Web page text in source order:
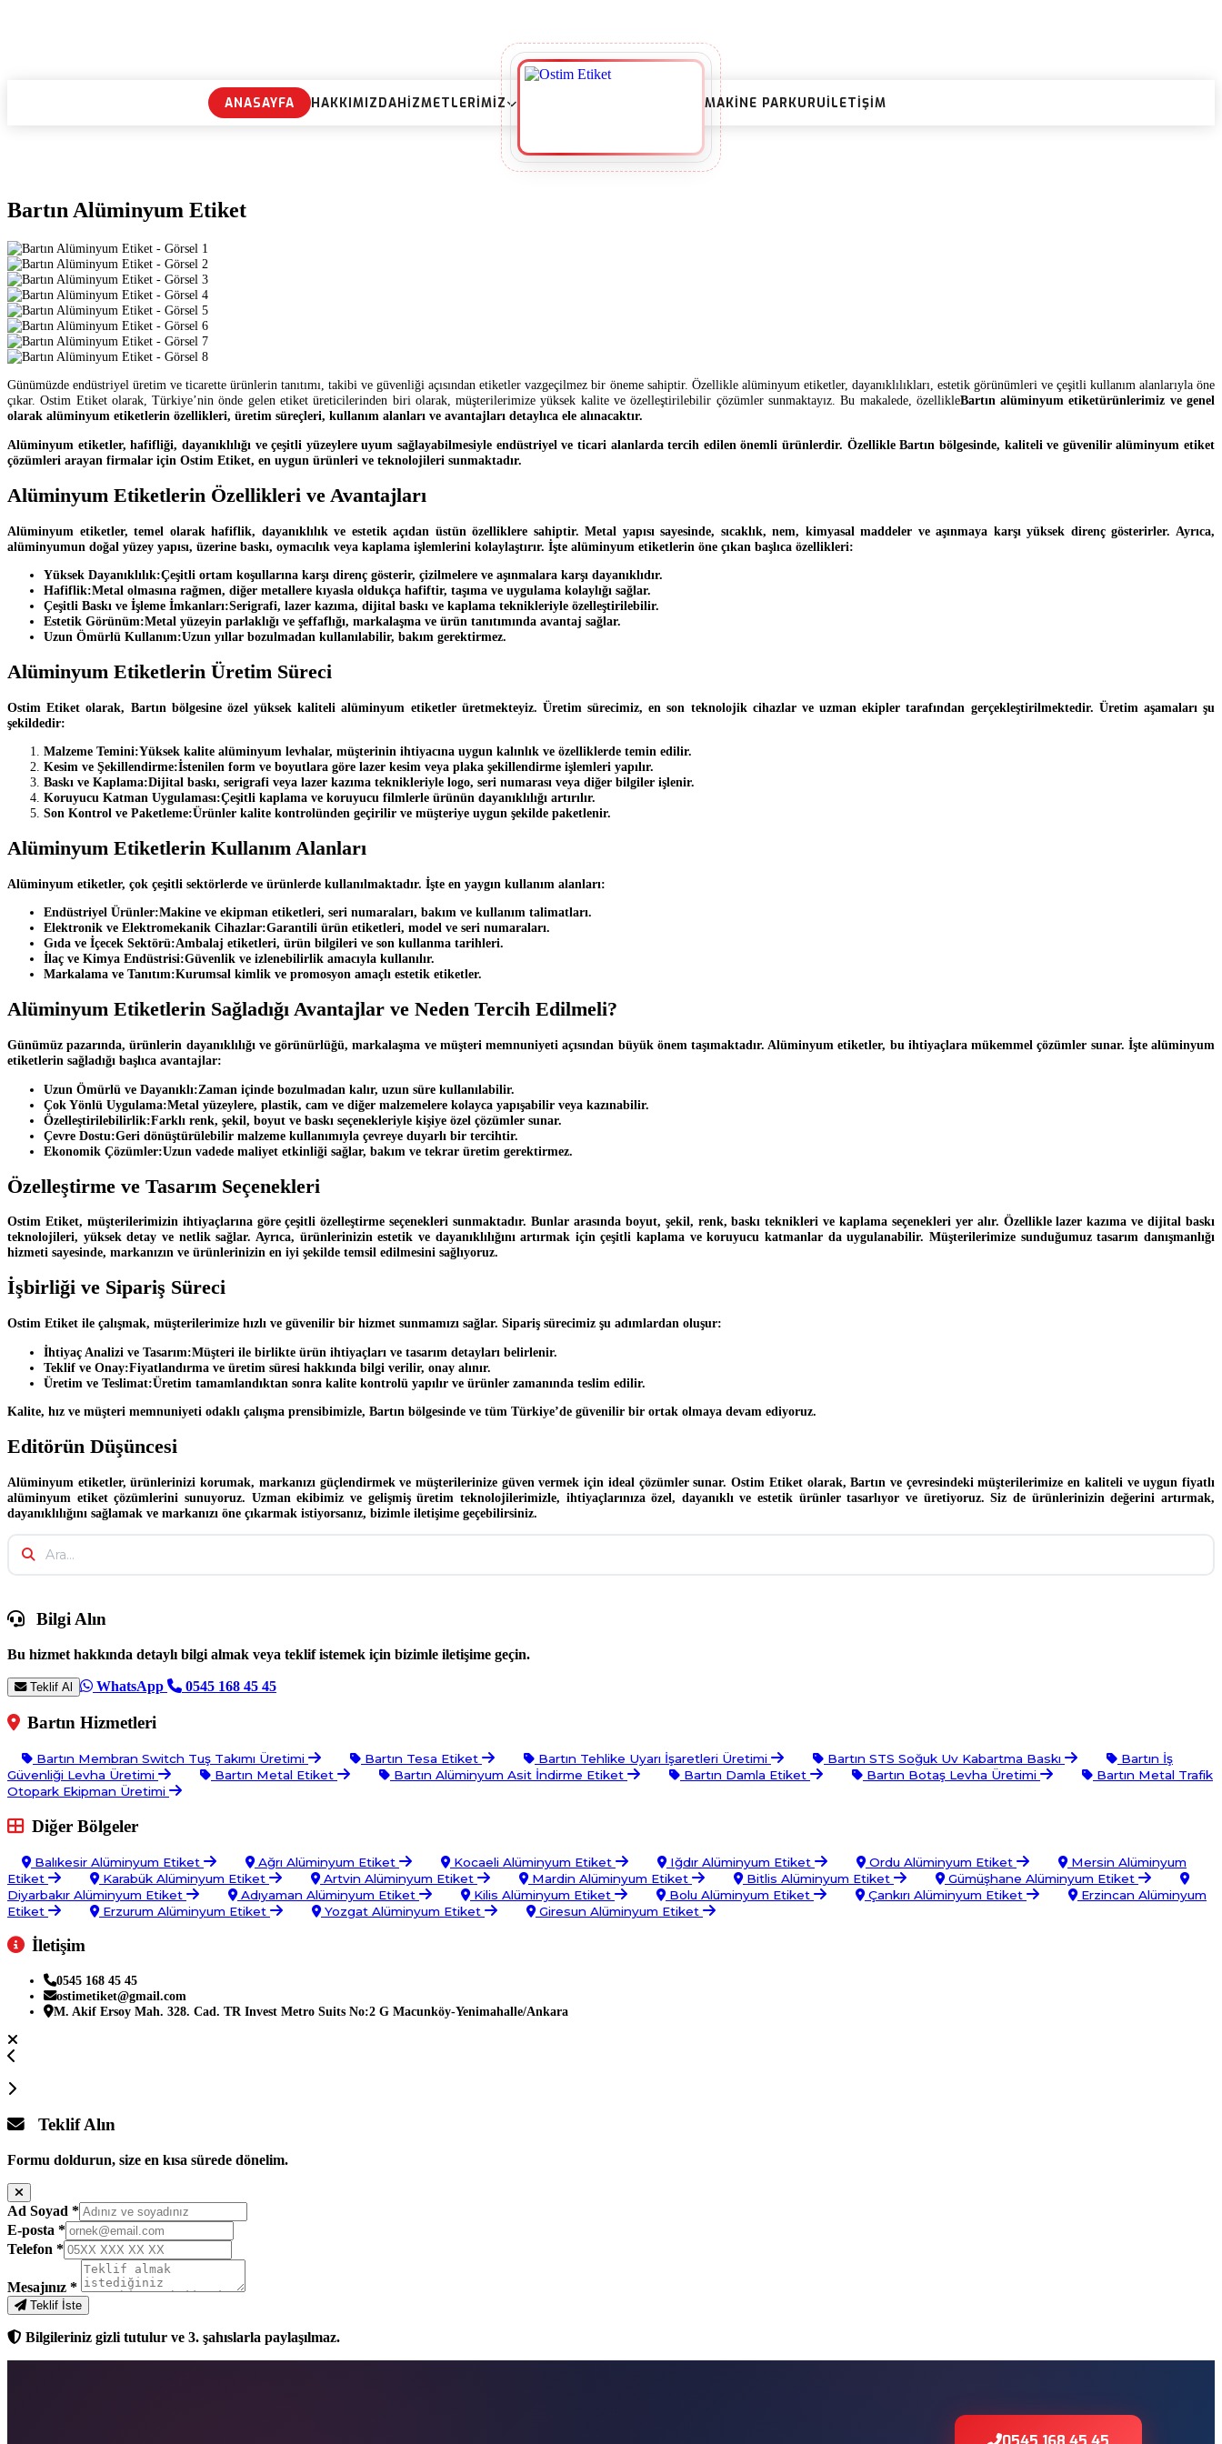
ANASAYFA HAKKIMIZDAHIZMETLERIMIZ MAKINE PARKURUİLETIŞIM
Bartın Alüminyum Etiket
Günümüzde endüstriyel üretim ve ticarette ürünlerin tanıtımı, takibi ve güvenliği açısından etiketler vazgeçilmez bir öneme sahiptir. Özellikle alüminyum etiketler, dayanıklılıkları, estetik görünümleri ve çeşitli kullanım alanlarıyla öne
çıkar. Ostim Etiket olarak, Türkiye’nin önde gelen etiket üreticilerinden biri olarak, müşterilerimize yüksek kalite ve özelleştirilebilir çözümler sunmaktayız. Bu makalede, özellikleBartın alüminyum etiketürünlerimiz ve genel
olarak alüminyum etiketlerin özellikleri, üretim süreçleri, kullanım alanları ve avantajları detaylıca ele alınacaktır.
Alüminyum etiketler, hafifliği, dayanıklılığı ve çeşitli yüzeylere uyum sağlayabilmesiyle endüstriyel ve ticari alanlarda tercih edilen önemli ürünlerdir. Özellikle Bartın bölgesinde, kaliteli ve güvenilir alüminyum etiket
çözümleri arayan firmalar için Ostim Etiket, en uygun ürünleri ve teknolojileri sunmaktadır.
Alüminyum Etiketlerin Özellikleri ve Avantajları
Alüminyum etiketler, temel olarak hafiflik, dayanıklılık ve estetik açıdan üstün özelliklere sahiptir. Metal yapısı sayesinde, sıcaklık, nem, kimyasal maddeler ve aşınmaya karşı yüksek direnç gösterirler. Ayrıca,
alüminyumun doğal yüzey yapısı, üzerine baskı, oymacılık veya kaplama işlemlerini kolaylaştırır. İşte alüminyum etiketlerin öne çıkan başlıca özellikleri:
Yüksek Dayanıklılık:Çeşitli ortam koşullarına karşı direnç gösterir, çizilmelere ve aşınmalara karşı dayanıklıdır.
Hafiflik:Metal olmasına rağmen, diğer metallere kıyasla oldukça hafiftir, taşıma ve uygulama kolaylığı sağlar.
Çeşitli Baskı ve İşleme İmkanları:Serigrafi, lazer kazıma, dijital baskı ve kaplama teknikleriyle özelleştirilebilir.
Estetik Görünüm:Metal yüzeyin parlaklığı ve şeffaflığı, markalaşma ve ürün tanıtımında avantaj sağlar.
Uzun Ömürlü Kullanım:Uzun yıllar bozulmadan kullanılabilir, bakım gerektirmez.
Alüminyum Etiketlerin Üretim Süreci
Ostim Etiket olarak, Bartın bölgesine özel yüksek kaliteli alüminyum etiketler üretmekteyiz. Üretim sürecimiz, en son teknolojik cihazlar ve uzman ekipler tarafından gerçekleştirilmektedir. Üretim aşamaları şu
şekildedir:
Malzeme Temini:Yüksek kalite alüminyum levhalar, müşterinin ihtiyacına uygun kalınlık ve özelliklerde temin edilir.
Kesim ve Şekillendirme:İstenilen form ve boyutlara göre lazer kesim veya plaka şekillendirme işlemleri yapılır.
Baskı ve Kaplama:Dijital baskı, serigrafi veya lazer kazıma teknikleriyle logo, seri numarası veya diğer bilgiler işlenir.
Koruyucu Katman Uygulaması:Çeşitli kaplama ve koruyucu filmlerle ürünün dayanıklılığı artırılır.
Son Kontrol ve Paketleme:Ürünler kalite kontrolünden geçirilir ve müşteriye uygun şekilde paketlenir.
Alüminyum Etiketlerin Kullanım Alanları
Alüminyum etiketler, çok çeşitli sektörlerde ve ürünlerde kullanılmaktadır. İşte en yaygın kullanım alanları:
Endüstriyel Ürünler:Makine ve ekipman etiketleri, seri numaraları, bakım ve kullanım talimatları.
Elektronik ve Elektromekanik Cihazlar:Garantili ürün etiketleri, model ve seri numaraları.
Gıda ve İçecek Sektörü:Ambalaj etiketleri, ürün bilgileri ve son kullanma tarihleri.
İlaç ve Kimya Endüstrisi:Güvenlik ve izlenebilirlik amacıyla kullanılır.
Markalama ve Tanıtım:Kurumsal kimlik ve promosyon amaçlı estetik etiketler.
Alüminyum Etiketlerin Sağladığı Avantajlar ve Neden Tercih Edilmeli?
Günümüz pazarında, ürünlerin dayanıklılığı ve görünürlüğü, markalaşma ve müşteri memnuniyeti açısından büyük önem taşımaktadır. Alüminyum etiketler, bu ihtiyaçlara mükemmel çözümler sunar. İşte alüminyum
etiketlerin sağladığı başlıca avantajlar:
Uzun Ömürlü ve Dayanıklı:Zaman içinde bozulmadan kalır, uzun süre kullanılabilir.
Çok Yönlü Uygulama:Metal yüzeylere, plastik, cam ve diğer malzemelere kolayca yapışabilir veya kazınabilir.
Özelleştirilebilirlik:Farklı renk, şekil, boyut ve baskı seçenekleriyle kişiye özel çözümler sunar.
Çevre Dostu:Geri dönüştürülebilir malzeme kullanımıyla çevreye duyarlı bir tercihtir.
Ekonomik Çözümler:Uzun vadede maliyet etkinliği sağlar, bakım ve tekrar üretim gerektirmez.
Özelleştirme ve Tasarım Seçenekleri
Ostim Etiket, müşterilerimizin ihtiyaçlarına göre çeşitli özelleştirme seçenekleri sunmaktadır. Bunlar arasında boyut, şekil, renk, baskı teknikleri ve kaplama seçenekleri yer alır. Özellikle lazer kazıma ve dijital baskı
teknolojileri, yüksek detay ve netlik sağlar. Ayrıca, ürünlerinizin estetik ve dayanıklılığını artırmak için çeşitli kaplama ve koruyucu katmanlar da uygulanabilir. Müşterilerimize sunduğumuz tasarım danışmanlığı
hizmeti sayesinde, markanızın ve ürünlerinizin en iyi şekilde temsil edilmesini sağlıyoruz.
İşbirliği ve Sipariş Süreci
Ostim Etiket ile çalışmak, müşterilerimize hızlı ve güvenilir bir hizmet sunmamızı sağlar. Sipariş sürecimiz şu adımlardan oluşur:
İhtiyaç Analizi ve Tasarım:Müşteri ile birlikte ürün ihtiyaçları ve tasarım detayları belirlenir.
Teklif ve Onay:Fiyatlandırma ve üretim süresi hakkında bilgi verilir, onay alınır.
Üretim ve Teslimat:Üretim tamamlandıktan sonra kalite kontrolü yapılır ve ürünler zamanında teslim edilir.
Kalite, hız ve müşteri memnuniyeti odaklı çalışma prensibimizle, Bartın bölgesinde ve tüm Türkiye’de güvenilir bir ortak olmaya devam ediyoruz.
Editörün Düşüncesi
Alüminyum etiketler, ürünlerinizi korumak, markanızı güçlendirmek ve müşterilerinize güven vermek için ideal çözümler sunar. Ostim Etiket olarak, Bartın ve çevresindeki müşterilerimize en kaliteli ve uygun fiyatlı
alüminyum etiket çözümlerini sunuyoruz. Uzman ekibimiz ve gelişmiş üretim teknolojilerimizle, ihtiyaçlarınıza özel, dayanıklı ve estetik ürünler tasarlıyor ve üretiyoruz. Siz de ürünlerinizin değerini artırmak,
dayanıklılığını sağlamak ve markanızı öne çıkarmak istiyorsanız, bizimle iletişime geçebilirsiniz.
Bilgi Alın
Bu hizmet hakkında detaylı bilgi almak veya teklif istemek için bizimle iletişime geçin.
Teklif Al WhatsApp 0545 168 45 45
Bartın Hizmetleri
Bartın Membran Switch Tuş Takımı Üretimi Bartın Tesa Etiket Bartın Tehlike Uyarı İşaretleri Üretimi Bartın STS Soğuk Uv Kabartma Baskı
Bartın İş
Güvenliği Levha Üretimi
Bartın Metal Etiket Bartın Alüminyum Asit İndirme Etiket Bartın Damla Etiket Bartın Botaş Levha Üretimi
Bartın Metal Trafik
Otopark Ekipman Üretimi
Diğer Bölgeler
Balıkesir Alüminyum Etiket Ağrı Alüminyum Etiket Kocaeli Alüminyum Etiket Iğdır Alüminyum Etiket Ordu Alüminyum Etiket
Mersin Alüminyum
Etiket
Karabük Alüminyum Etiket Artvin Alüminyum Etiket Mardin Alüminyum Etiket Bitlis Alüminyum Etiket
Gümüşhane Alüminyum Etiket
Diyarbakır Alüminyum Etiket
Adıyaman Alüminyum Etiket Kilis Alüminyum Etiket Bolu Alüminyum Etiket Çankırı Alüminyum Etiket
Erzincan Alüminyum
Etiket
Erzurum Alüminyum Etiket Yozgat Alüminyum Etiket Giresun Alüminyum Etiket
İletişim
0545 168 45 45
ostimetiket@gmail.com
M. Akif Ersoy Mah. 328. Cad. TR Invest Metro Suits No:2 G Macunköy-Yenimahalle/Ankara
Teklif Alın
Formu doldurun, size en kısa sürede dönelim.
Ad Soyad *
E-posta *
Telefon *
Mesajınız *
Teklif İste
Bilgileriniz gizli tutulur ve 3. şahıslarla paylaşılmaz.